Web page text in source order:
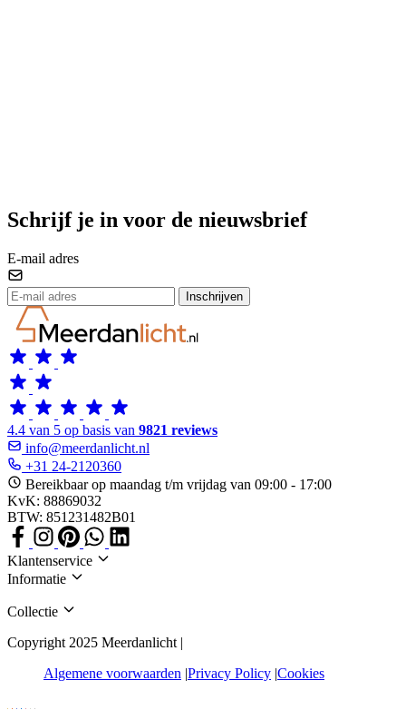
Schrijf je in voor de nieuwsbrief
E-mail adres
Inschrijven
4.4 van 5 op basis van 9821 reviews
info@meerdanlicht.nl
+31 24-2120360
Bereikbaar op maandag t/m vrijdag van 09:00 - 17:00
KvK: 88869032
BTW: 851231482B01
Klantenservice
Informatie
Collectie
Copyright 2025 Meerdanlicht |
Algemene voorwaarden Privacy Policy Cookies